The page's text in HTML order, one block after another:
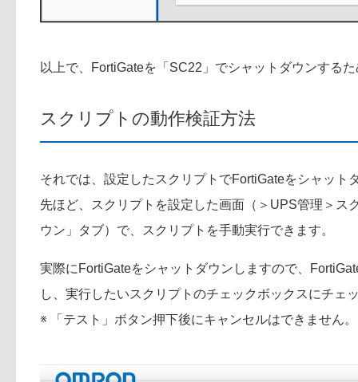
以上で、FortiGateを「SC22」でシャットダウンする
スクリプトの動作検証方法
それでは、設定したスクリプトでFortiGateをシャット
先ほど、スクリプトを設定した画面（＞UPS管理＞ス
ウン」タブ）で、スクリプトを手動実行できます。
実際にFortiGateをシャットダウンしますので、
し、実行したいスクリプトのチェックボックスにチェ
※ 「テスト」ボタン押下後にキャンセルはできません。